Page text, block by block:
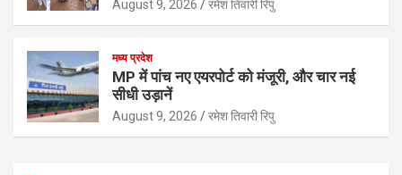
August 9, 2026 रमेश तिवारी रिपु
मध्य प्रदेश
MP में पांच नए एयरपोर्ट को मंजूरी, और चार नई
सीधी उड़ानें
August 9, 2026 रमेश तिवारी रिपु